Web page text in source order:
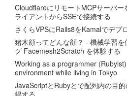
CloudflareにリモートMCPサーバー
ライアントからSSEで接続する
さくらVPSにRails8をKamalでデプ
猪木顔ってどんな顔？ - 機械学習
グ Facemesh2Scratch を体験する
Working as a programmer
environment while living in Tokyo
JavaScriptとRubyとで配列内の目
得する